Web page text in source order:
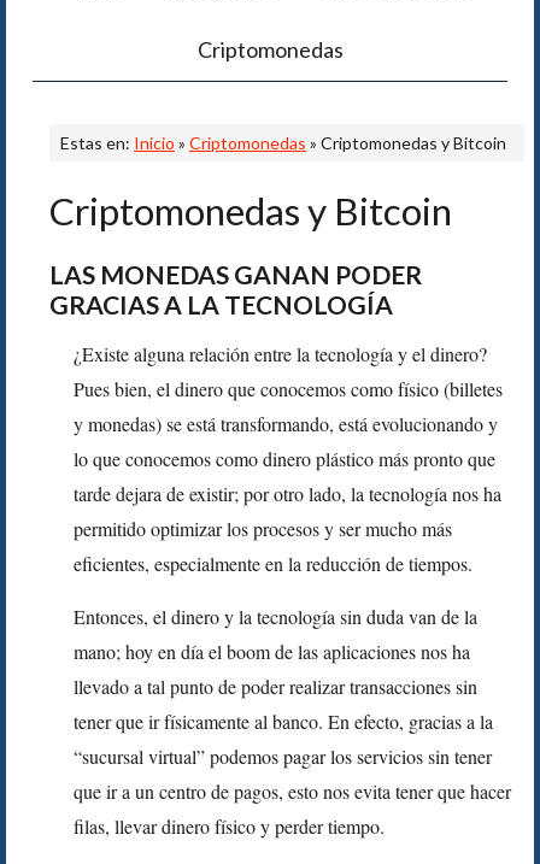
Criptomonedas
Estas en: Inicio » Criptomonedas » Criptomonedas y Bitcoin
Criptomonedas y Bitcoin
LAS MONEDAS GANAN PODER
GRACIAS A LA TECNOLOGÍA
¿Existe alguna relación entre la tecnología y el dinero?
Pues bien, el dinero que conocemos como físico (billetes
y monedas) se está transformando, está evolucionando y
lo que conocemos como dinero plástico más pronto que
tarde dejara de existir; por otro lado, la tecnología nos ha
permitido optimizar los procesos y ser mucho más
eficientes, especialmente en la reducción de tiempos.
Entonces, el dinero y la tecnología sin duda van de la
mano; hoy en día el boom de las aplicaciones nos ha
llevado a tal punto de poder realizar transacciones sin
tener que ir físicamente al banco. En efecto, gracias a la
“sucursal virtual” podemos pagar los servicios sin tener
que ir a un centro de pagos, esto nos evita tener que hacer
filas, llevar dinero físico y perder tiempo.